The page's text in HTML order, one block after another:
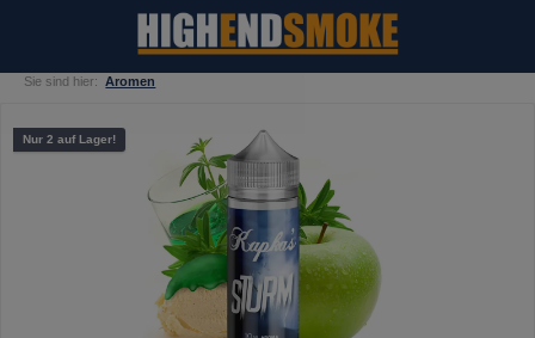
Sie sind hier: Aromen
Bildergalerie überspringen
Nur 2 auf Lager!